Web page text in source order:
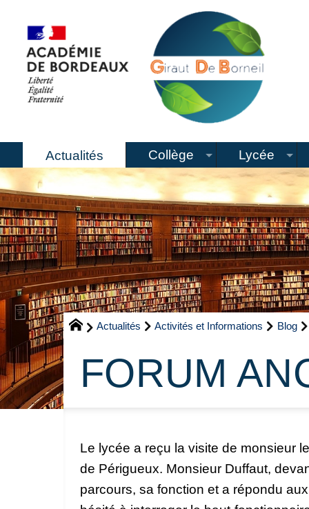
Actualités Collège Lycée
Actualités Activités et Informations Blog
FORUM
Le lycée a reçu la visite de monsieur
de Périgueux. Monsieur Duffaut,
parcours, sa fonction et a répondu